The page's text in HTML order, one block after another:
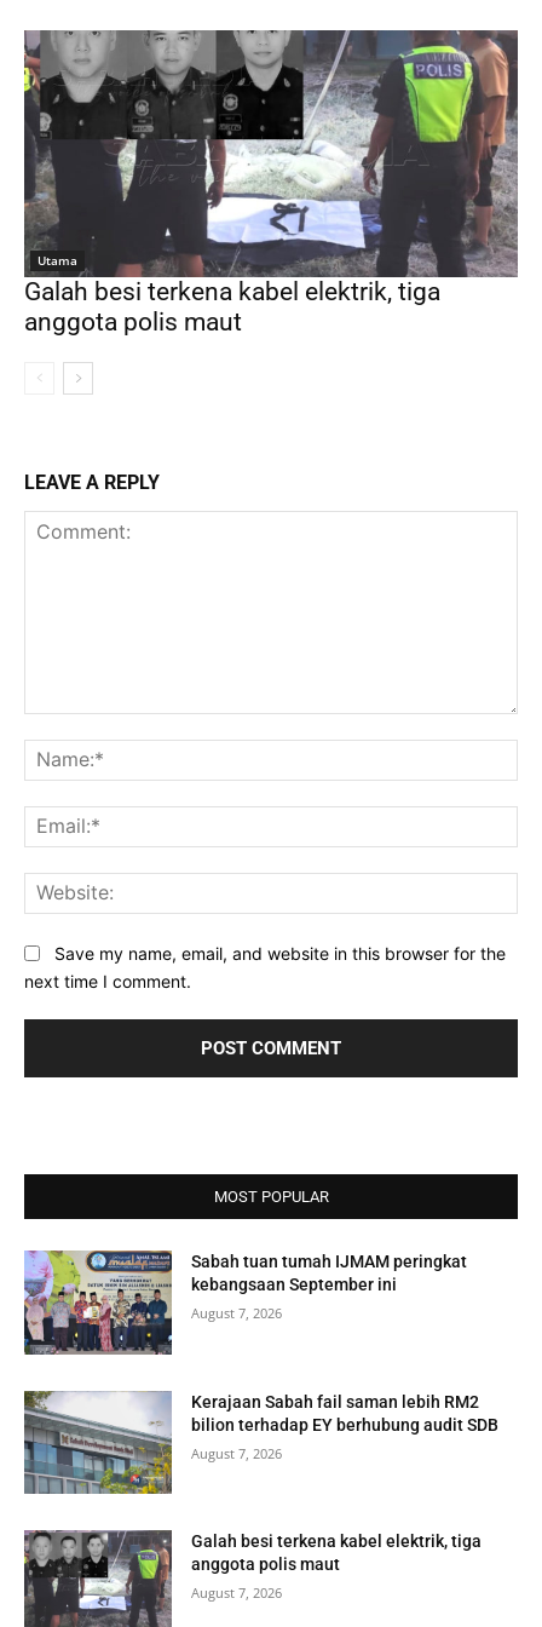
Utama
Galah besi terkena kabel elektrik, tiga
anggota polis maut
LEAVE A REPLY
Save my name, email, and website in this browser for the
next time I comment.
MOST POPULAR
Sabah tuan tumah IJMAM peringkat
kebangsaan September ini
August 7, 2026
Kerajaan Sabah fail saman lebih RM2
bilion terhadap EY berhubung audit SDB
August 7, 2026
Galah besi terkena kabel elektrik, tiga
anggota polis maut
August 7, 2026